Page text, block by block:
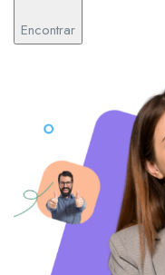
Encontrar